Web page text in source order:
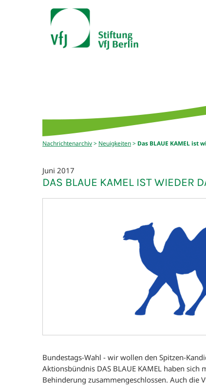
Nachrichtenarchiv> Neuigkeiten> Das BLAUE KAMEL ist
Juni 2017
DAS BLAUE KAMEL IST WIEDER
Bundestags-Wahl - wir wollen den Spitzen-
Aktionsbündnis DAS BLAUE KAMEL haben
Behinderung zusammengeschlossen. Auch die